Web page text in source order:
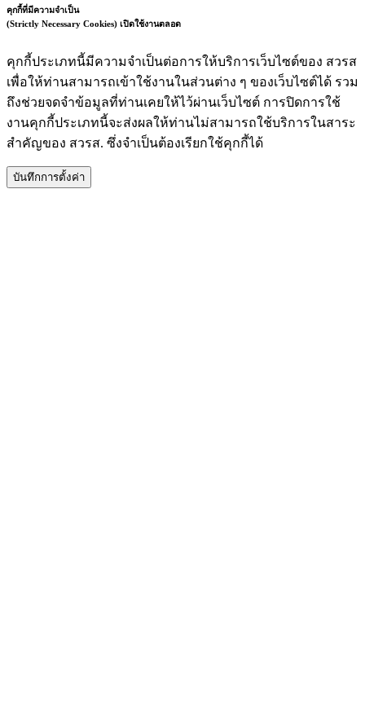
คุกกี้ที่มีความจำเป็น
(Strictly Necessary Cookies) เปิดใช้งานตลอด
คุกกี้ประเภทนี้มีความจำเป็นต่อการให้บริการเว็บไซต์ของ สวรส
เพื่อให้ท่านสามารถเข้าใช้งานในส่วนต่าง ๆ ของเว็บไซต์ได้ รวม
ถึงช่วยจดจำข้อมูลที่ท่านเคยให้ไว้ผ่านเว็บไซต์ การปิดการใช้
งานคุกกี้ประเภทนี้จะส่งผลให้ท่านไม่สามารถใช้บริการในสาระ
สำคัญของ สวรส. ซึ่งจำเป็นต้องเรียกใช้คุกกี้ได้
บันทึกการตั้งค่า